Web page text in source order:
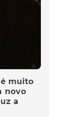
muito
novo
a